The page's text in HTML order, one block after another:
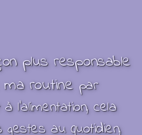
plus responsable
routine par
àl'alimentation, cela
au quotidien,